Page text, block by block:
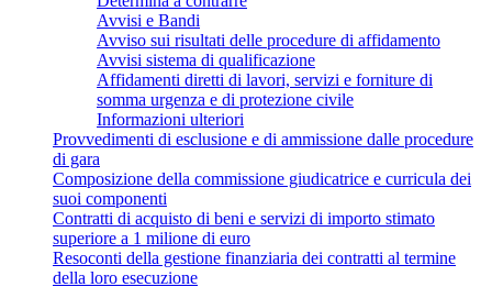
Avvisi e Bandi
Avviso sui risultati delle procedure di affidamento
Avvisi sistema di qualificazione
Affidamenti diretti di lavori, servizi e forniture di
somma urgenza e di protezione civile
Informazioni ulteriori
Provvedimenti di esclusione e di ammissione dalle procedure
di gara
Composizione della commissione giudicatrice e curricula dei
suoi componenti
Contratti di acquisto di beni e servizi di importo stimato
superiore a 1 milione di euro
Resoconti della gestione finanziaria dei contratti al termine
della loro esecuzione